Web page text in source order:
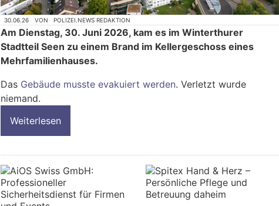
30.06.26 VON POLIZEI.NEWS REDAKTION
Am Dienstag, 30. Juni 2026, kam es im Winterthurer
Stadtteil Seen zu einem Brand im Kellergeschoss eines
Mehrfamilienhauses.
Das Gebäude musste evakuiert werden. Verletzt wurde
niemand.
Weiterlesen